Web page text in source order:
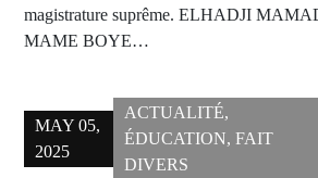
magistrature suprême. ELHADJI
MAME BOYE…
MAY 05,
2025
ACTUALITÉ,
ÉDUCATION,FAIT
DIVERS